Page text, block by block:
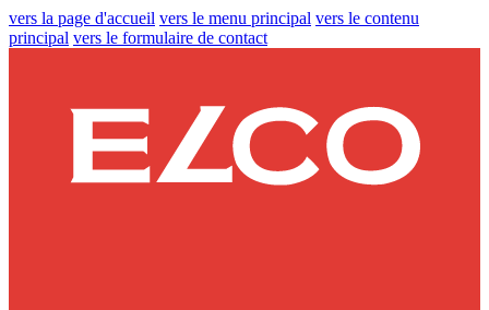
vers la page d'accueil vers le menu principal vers le contenu
principal vers le formulaire de contact